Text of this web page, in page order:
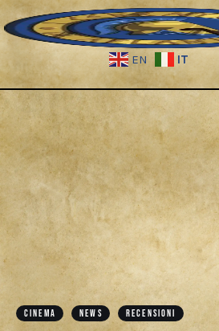
EN IT
Fantascienza
Fantasy
Games
Recensioni
CINEMA NEWS RECENSIONI